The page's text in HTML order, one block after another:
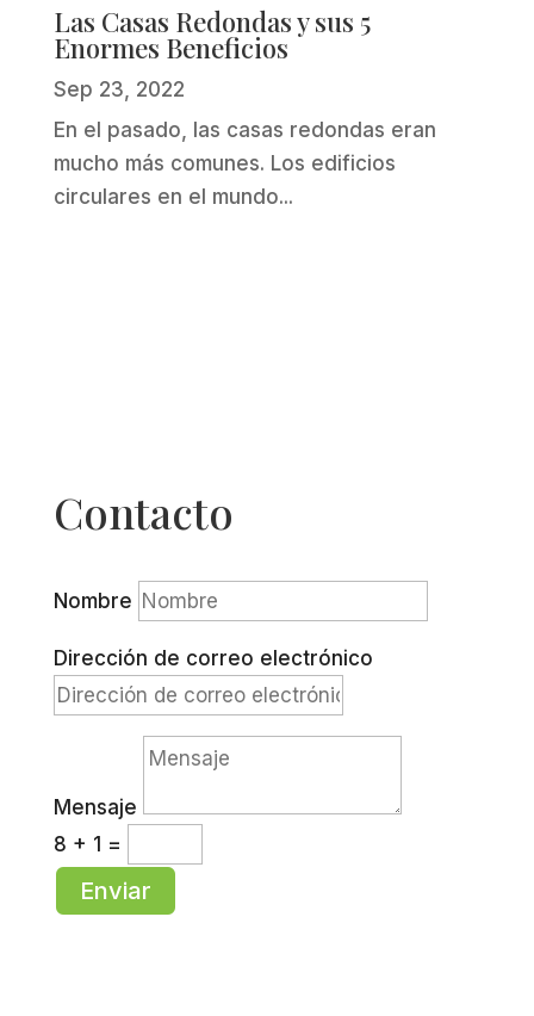
Las Casas Redondas y sus 5
Enormes Beneficios
Sep 23, 2022
En el pasado, las casas redondas eran
mucho más comunes. Los edificios
circulares en el mundo...
Contacto
Nombre
Dirección de correo electrónico
Mensaje
8 + 1 =
Enviar